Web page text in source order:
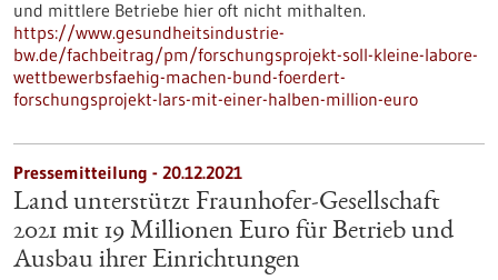
und mittlere Betriebe hier oft nicht mithalten.
https://www.gesundheitsindustrie-
bw.de/fachbeitrag/pm/forschungsprojekt-soll-kleine-labore-
wettbewerbsfaehig-machen-bund-foerdert-
forschungsprojekt-lars-mit-einer-halben-million-euro
Pressemitteilung - 20.12.2021
Land unterstützt Fraunhofer-Gesellschaft
2021 mit 19 Millionen Euro für Betrieb und
Ausbau ihrer Einrichtungen